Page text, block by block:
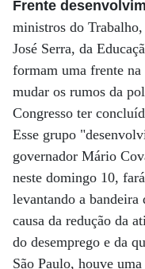
Frente
ministros do
José Serra, da
formam uma frente
mudar os rumos da
Congresso ter
Esse grupo
governador Mário
neste domingo 10,
levantando a
causa da redução da
do desemprego e da
São Paulo, houve